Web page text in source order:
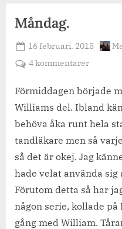
Måndag.
Posted
on
16 februari, 2015 By
4 kommentarertill
Förmiddagen började
Williams del. Ibland
behöva åka runt hela
tandläkare men så
så det är okej. Jag
hade velat använda
Förutom detta så har
någon serie, kollade på
gång med William.